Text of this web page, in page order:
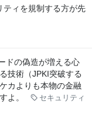
ティを規制する方が先
ドの偽造が増える心
技術（JPKI突破する
カよりも本物の金融
よ。
セキュリティ